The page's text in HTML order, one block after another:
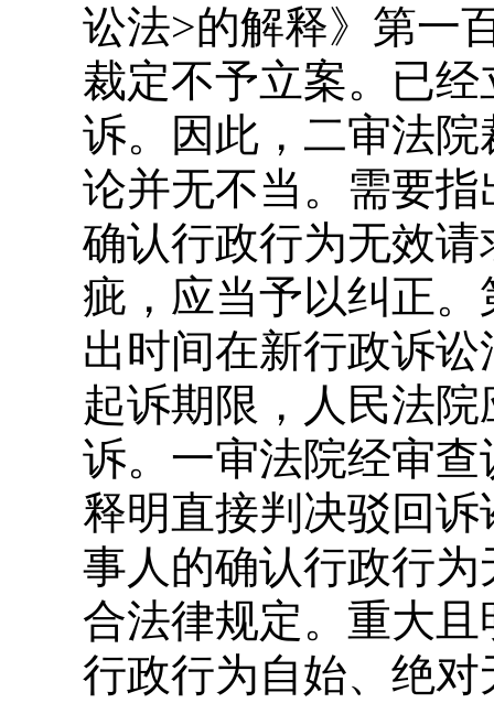
讼法>的解释》第一
裁定不予立案。已
诉。因此，二审法
论并无不当。需要
确认行政行为无效
疵，应当予以纠正
出时间在新行政诉
起诉期限，人民法
诉。一审法院经审
释明直接判决驳回
事人的确认行政行
合法律规定。重大
行政行为自始、绝